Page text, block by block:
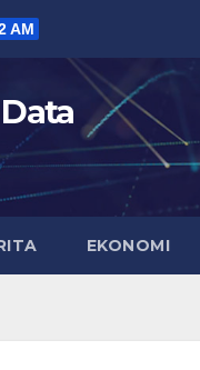
AM
EKONOMI